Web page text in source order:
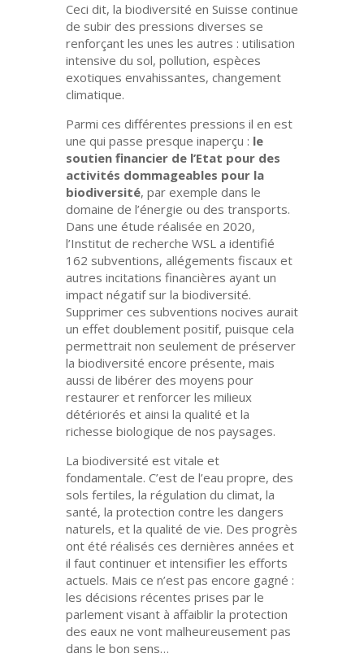
Ceci dit, la biodiversité en Suisse continue
de subir des pressions diverses se
renforçant les unes les autres : utilisation
intensive du sol, pollution, espèces
exotiques envahissantes, changement
climatique.
Parmi ces différentes pressions il en est
une qui passe presque inaperçu : le
soutien financier de l’Etat pour des
activités dommageables pour la
biodiversité, par exemple dans le
domaine de l’énergie ou des transports.
Dans une étude réalisée en 2020,
l’Institut de recherche WSL a identifié
162 subventions, allégements fiscaux et
autres incitations financières ayant un
impact négatif sur la biodiversité.
Supprimer ces subventions nocives aurait
un effet doublement positif, puisque cela
permettrait non seulement de préserver
la biodiversité encore présente, mais
aussi de libérer des moyens pour
restaurer et renforcer les milieux
détériorés et ainsi la qualité et la
richesse biologique de nos paysages.
La biodiversité est vitale et
fondamentale. C’est de l’eau propre, des
sols fertiles, la régulation du climat, la
santé, la protection contre les dangers
naturels, et la qualité de vie. Des progrès
ont été réalisés ces dernières années et
il faut continuer et intensifier les efforts
actuels. Mais ce n’est pas encore gagné :
les décisions récentes prises par le
parlement visant à affaiblir la protection
des eaux ne vont malheureusement pas
dans le bon sens…